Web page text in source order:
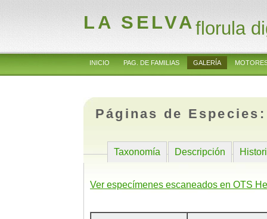
LA SELVAflorula
INICIO PAG. DE FAMILIAS GALERÍA
Páginas de
Taxonomía Descripción
Ver especímenes escaneados en OTS